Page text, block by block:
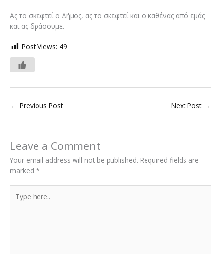
Ας το σκεφτεί ο Δήμος, ας το σκεφτεί και ο καθένας από εμάς
και ας δράσουμε.
Post Views: 49
← Previous Post Next Post →
Leave a Comment
Your email address will not be published. Required fields are
marked *
here..